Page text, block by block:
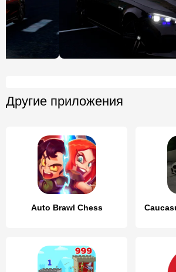
Другие приложения
Auto Brawl Chess